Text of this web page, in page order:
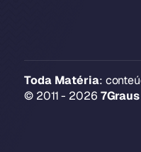
Toda Matéria:
© 2011 - 2026 7Graus